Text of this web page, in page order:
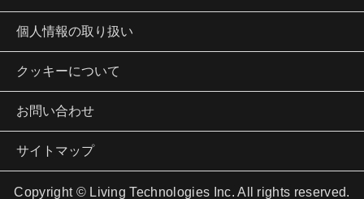
個人情報の取り扱い
クッキーについて
お問い合わせ
サイトマップ
Copyright © Living Technologies Inc. All rights reserved.